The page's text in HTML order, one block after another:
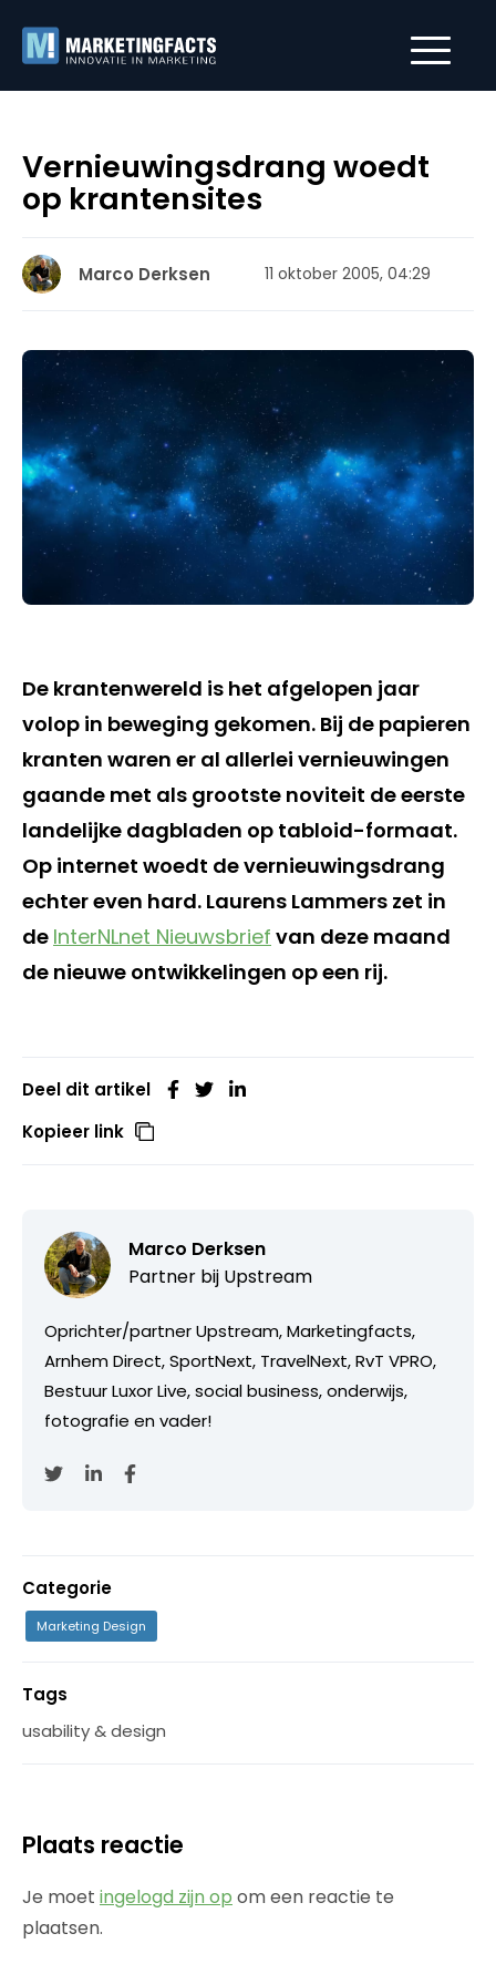
Vernieuwingsdrang woedt
op krantensites
Marco Derksen 11 oktober 2005, 04:29
De krantenwereld is het afgelopen jaar
volop in beweging gekomen. Bij de papieren
kranten waren er al allerlei vernieuwingen
gaande met als grootste noviteit de eerste
landelijke dagbladen op tabloid-formaat.
Op internet woedt de vernieuwingsdrang
echter even hard. Laurens Lammers zet in
de InterNLnet Nieuwsbrief van deze maand
de nieuwe ontwikkelingen op een rij.
Deel dit artikel
Kopieer link
Marco Derksen
Partner bij Upstream
Oprichter/partner Upstream, Marketingfacts,
Arnhem Direct, SportNext, TravelNext, RvT VPRO,
Bestuur Luxor Live, social business, onderwijs,
fotografie en vader!
Categorie
Marketing Design
Tags
usability & design
Plaats reactie
Je moet ingelogd zijn op om een reactie te
plaatsen.